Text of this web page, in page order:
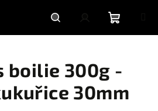
HledatPřihlášeníNákupní
košík
boilie 300g -
30mm